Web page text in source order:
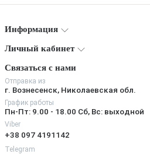
Информация
Личный кабинет
Связаться с нами
Отправка из
г. Вознесенск, Николаевская обл.
График работы
Пн-Пт: 9.00 - 18.00 Сб, Вс: выходной
Viber
+38 097 4191142
Telegram